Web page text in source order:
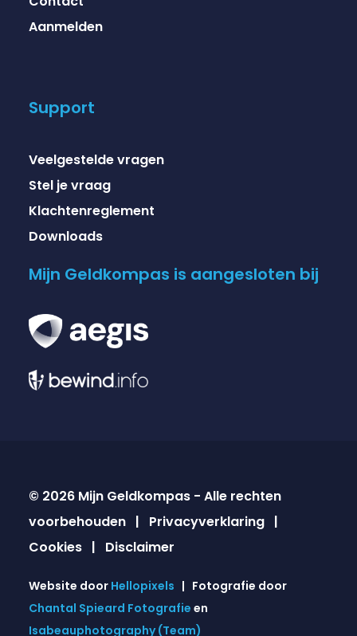
Aanmelden
Support
Veelgestelde vragen
Stel je vraag
Klachtenreglement
Downloads
Mijn Geldkompas is aangesloten bij
© 2026 Mijn Geldkompas - Alle rechten
voorbehouden | Privacyverklaring |
Cookies | Disclaimer
Website door Hellopixels | Fotografie door
Chantal Spieard Fotografie en
Isabeauphotography (Team)